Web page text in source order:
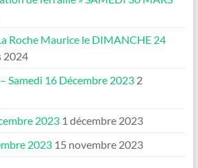
Roche Maurice le DIMANCHE 24
2024
Samedi 16 Décembre 2023 2
2023 1 décembre 2023
2023 15 novembre 2023